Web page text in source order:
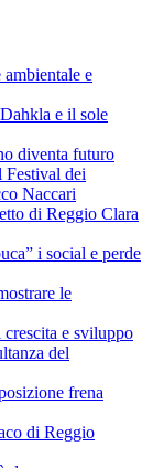
e
e il sole
diventa futuro
Festival dei
Naccari
di Reggio Clara
i social e perde
le
e sviluppo
del
frena
di Reggio